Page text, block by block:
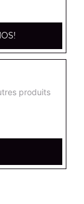
tomate
merguez
produits